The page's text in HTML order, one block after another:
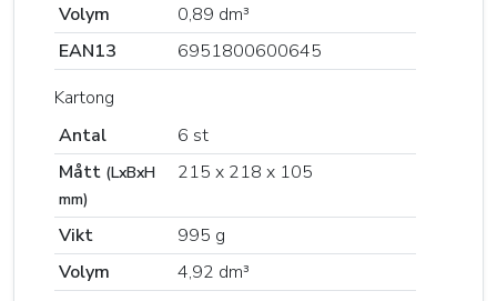
Volym
0,89 dm³
EAN13
6951800600645
Kartong
Antal
6 st
Mått (LxBxH
mm)
215 x 218 x 105
Vikt
995 g
Volym
4,92 dm³